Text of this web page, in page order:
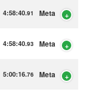
4:58:40.91 Meta
4:58:40.93 Meta
5:00:16.76 Meta